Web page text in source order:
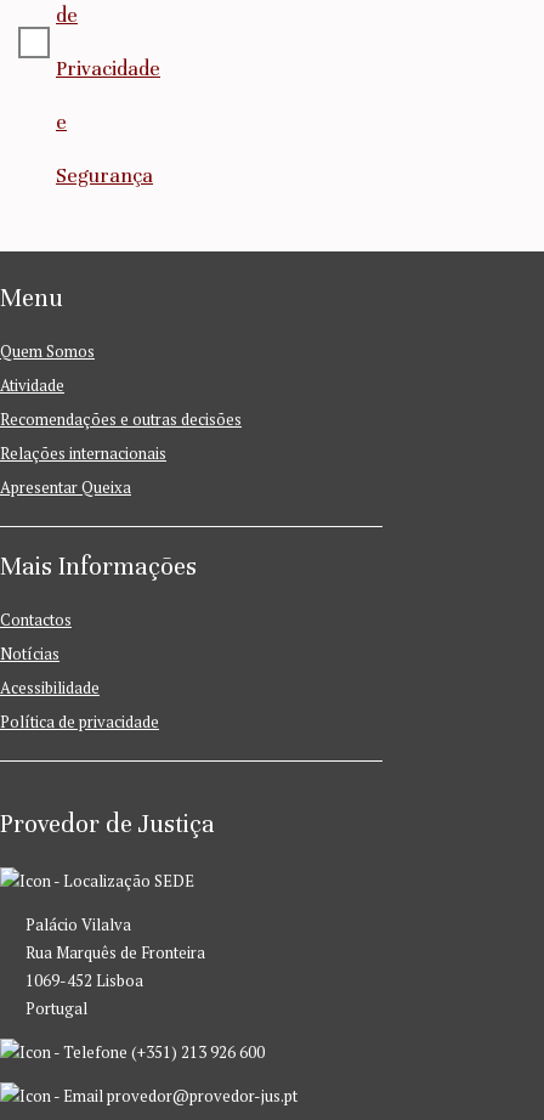
de
Privacidade
e
Segurança
Menu
Quem Somos
Atividade
Recomendações e outras decisões
Relações internacionais
Apresentar Queixa
Mais Informações
Contactos
Notícias
Acessibilidade
Política de privacidade
Provedor de Justiça
SEDE
Palácio Vilalva
Rua Marquês de Fronteira
1069-452 Lisboa
Portugal
(+351) 213 926 600
provedor@provedor-jus.pt